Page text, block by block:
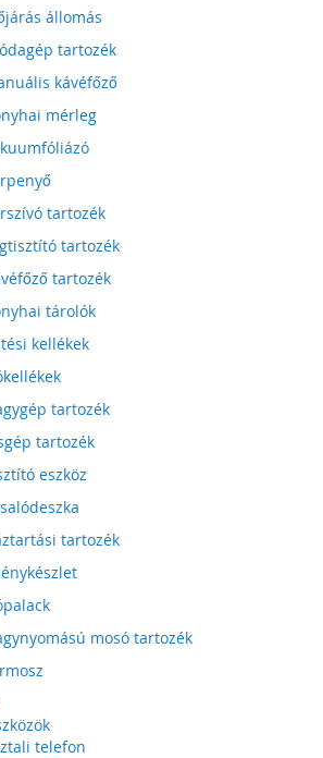
állomás
tartozék
kávéfőző
mérleg
tartozék
tartozék
tartozék
tárolók
kellékek
tartozék
tartozék
eszköz
tartozék
mosó tartozék
telefon